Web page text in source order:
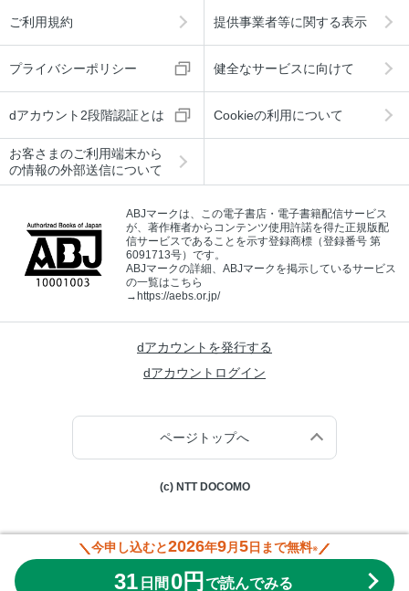
ご利用規約 提供事業者等に関する表示
プライバシーポリシー 健全なサービスに向けて
dアカウント2段階認証とは Cookieの利用について
お客さまのご利用端末から
の情報の外部送信について
ABJマークは、この電子書店・電子書籍配信サービス
が、著作権者からコンテンツ使用許諾を得た正規版配
信サービスであることを示す登録商標（登録番号 第
6091713号）です。
ABJマークの詳細、ABJマークを掲示しているサービス
の一覧はこちら
→https://aebs.or.jp/
dアカウントを発行する
dアカウントログイン
ページトップへ
(c) NTT DOCOMO
今申し込むと2026年9月 5日まで無料※
31 日間 0円 で読んでみる